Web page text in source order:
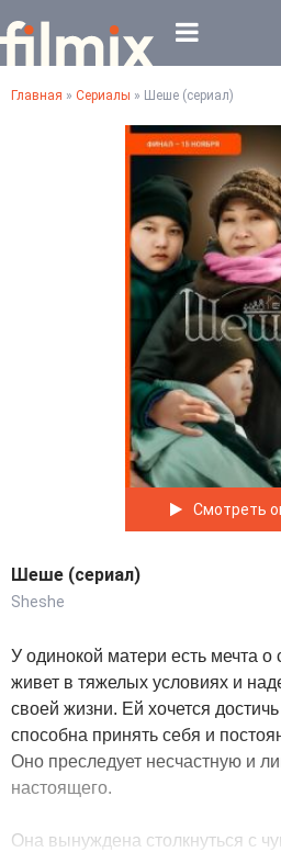
Главная » Сериалы » Шеше (сериал)
Смотреть
Шеше (сериал)
Sheshe
У одинокой матери есть мечта
живет в тяжелых условиях и
своей жизни. Ей хочется
способна принять себя и
Оно преследует несчастную и
настоящего.
Она вынуждена столкнуться с